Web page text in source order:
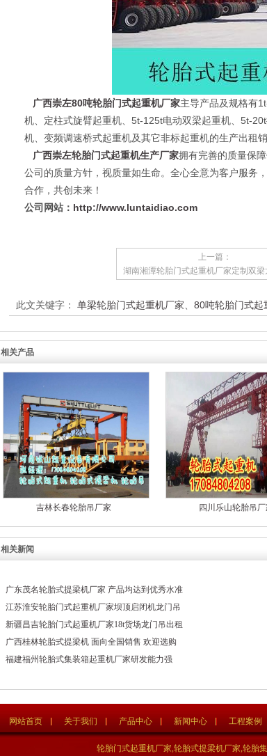
广西崇左80吨轮胎门式起重机厂家主导产品及规格有
机、定柱式旋臂起重机、5t-125t电动双梁起重机、5t-
机、变频调速桥式起重机及其它非标起重机的生产出租销
广西崇左轮胎门式起重机生产厂家拥有完善的质量保
公司的质量方针，视质量如生命。全心全意为客户服务
合作，共创未来！
公司网站： http://www.luntaidiao.com
上一篇：
湖南湘潭轮胎门式起重机厂家定制双梁
此文关键字： 单梁轮胎门式起重机厂家 80吨轮胎门式起
相关产品
吉林长春轮胎吊厂家 四川乐山轮胎吊厂
相关新闻
广东茂名轮胎式提梁机厂家 产品均达到优秀水准
江苏淮安轮胎门式起重机厂家坝顶启闭机龙门吊
新疆昌吉轮胎门式起重机厂家18t货场龙门吊出租
广西桂林轮胎式提梁机 面向全国销售 欢迎选购
福建福州轮胎式集装箱起重机厂家研发能力强
网站首页 关于我们 产品中心 新闻中心 工程案例
轮胎门式起重机厂家,轮胎式提梁机厂家,轮胎